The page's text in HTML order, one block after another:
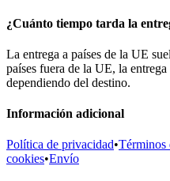
¿Cuánto tiempo tarda la
La entrega a países de la UE
países fuera de la UE, la
dependiendo del destino.
Información adicional
Política de privacidad•Términos
cookies•Envío